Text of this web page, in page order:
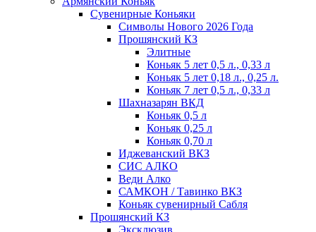
Сувенирные Коньяки
Символы Нового 2026 Года
Прошянский КЗ
Элитные
Коньяк 5 лет 0,5 л., 0,33 л
Коньяк 5 лет 0,18 л., 0,25 л.
Коньяк 7 лет 0,5 л., 0,33 л
Шахназарян ВКД
Коньяк 0,5 л
Коньяк 0,25 л
Коньяк 0,70 л
Иджеванский ВКЗ
СИС АЛКО
Веди Алко
САМКОН / Тавинко ВКЗ
Коньяк сувенирный Сабля
Прошянский КЗ
Эксклюзив